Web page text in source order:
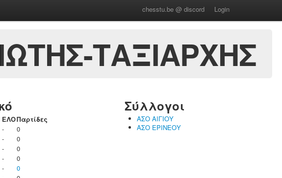
chesstu.be @ discord Login
ΤΑΞΙΑΡΧΗΣ
ΕΛΟΠαρτίδες
-
0
-
0
-
0
-
0
-
0
Σύλλογοι
ΑΣΟ ΑΙΓΙΟΥ
ΑΣΟ ΕΡΙΝΕΟΥ